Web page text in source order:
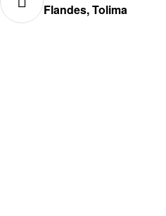
Flandes, Tolima